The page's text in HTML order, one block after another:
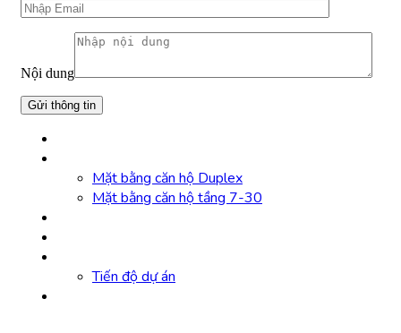
Nội dung
Mặt bằng căn hộ Duplex
Mặt bằng căn hộ tầng 7-30
Tiến độ dự án